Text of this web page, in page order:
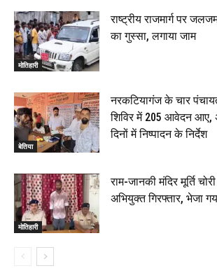
मोतिहारी
राष्ट्रीय राजमार्ग पर
का गुस्सा, लगाया जाम
बेतिया
नरकटियागंज के चार
शिविर में 205 आवेदन आए,
दिनों में निष्पादन के निर्देश
मोतिहारी
राम-जानकी मंदिर मूर्ति
अभियुक्त गिरफ्तार, भेजा